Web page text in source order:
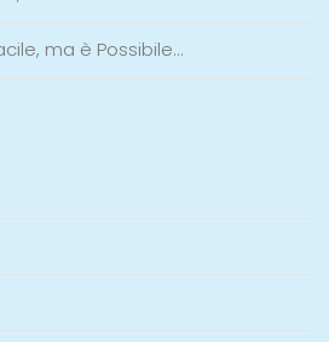
ma è Possibile…